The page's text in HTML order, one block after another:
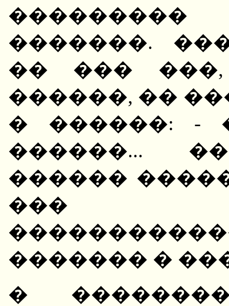
���������
�������.
�� ���
������, ��
� ������: -
������...
������
���
������� �
�